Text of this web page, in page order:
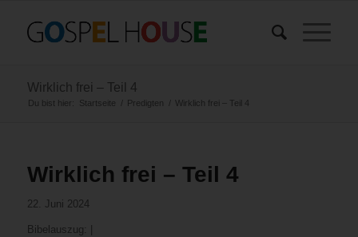
Wirklich frei – Teil 4
Du bist hier: Startseite / Predigten / Wirklich frei – Teil 4
Wirklich frei – Teil 4
22. Juni 2024
Bibelauszug: